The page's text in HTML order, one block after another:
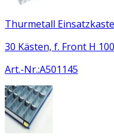
Thurmetall
30 Kästen, f. Front H
Art.-Nr.:A501145